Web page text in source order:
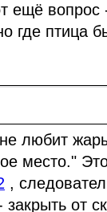
ещё
где птица
любит
место."
,
закрыть от